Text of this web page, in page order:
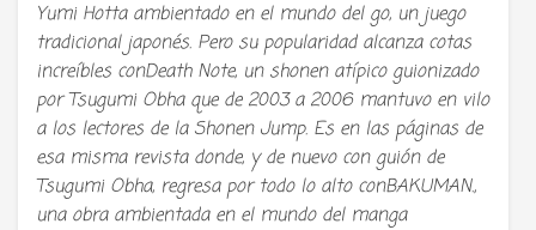
Yumi Hotta ambientado en el mundo del go, un juego
tradicional japonés. Pero su popularidad alcanza cotas
increíbles conDeath Note, un shonen atípico guionizado
por Tsugumi Obha que de 2003 a 2006 mantuvo en vilo
a los lectores de la Shonen Jump. Es en las páginas de
esa misma revista donde, y de nuevo con guión de
Tsugumi Obha, regresa por todo lo alto conBAKUMAN.,
una obra ambientada en el mundo del manga